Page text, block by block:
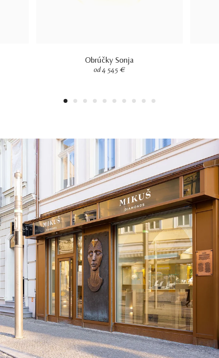
Obrúčky Sonja
od 4 545 €
1 2 3 4 5 6 7 8 9 10